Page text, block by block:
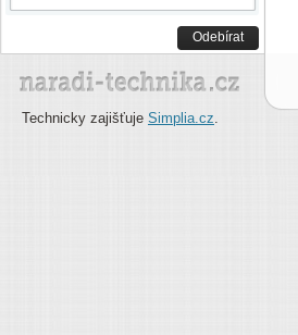
Odebírat
Technicky zajišťuje Simplia.cz.